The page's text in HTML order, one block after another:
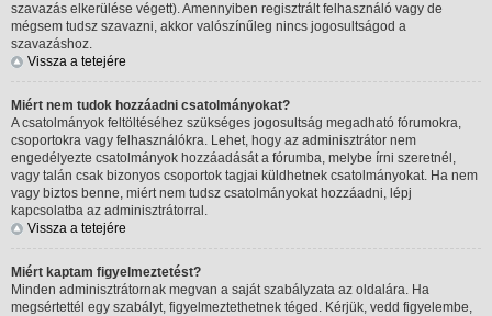
szavazás elkerülése végett). Amennyiben regisztrált felhasználó vagy de
mégsem tudsz szavazni, akkor valószínűleg nincs jogosultságod a
szavazáshoz.
Vissza a tetejére
Miért nem tudok hozzáadni csatolmányokat?
A csatolmányok feltöltéséhez szükséges jogosultság megadható fórumokra,
csoportokra vagy felhasználókra. Lehet, hogy az adminisztrátor nem
engedélyezte csatolmányok hozzáadását a fórumba, melybe írni szeretnél,
vagy talán csak bizonyos csoportok tagjai küldhetnek csatolmányokat. Ha nem
vagy biztos benne, miért nem tudsz csatolmányokat hozzáadni, lépj
kapcsolatba az adminisztrátorral.
Vissza a tetejére
Miért kaptam figyelmeztetést?
Minden adminisztrátornak megvan a saját szabályzata az oldalára. Ha
megsértettél egy szabályt, figyelmeztethetnek téged. Kérjük, vedd figyelembe,